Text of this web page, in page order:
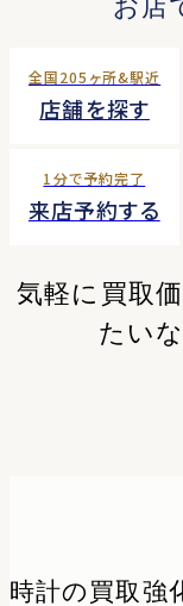
お店
全国205ヶ所&駅近
店舗を探す
1分で予約完了
来店予約する
気軽に買取
たい
時計の 買取強